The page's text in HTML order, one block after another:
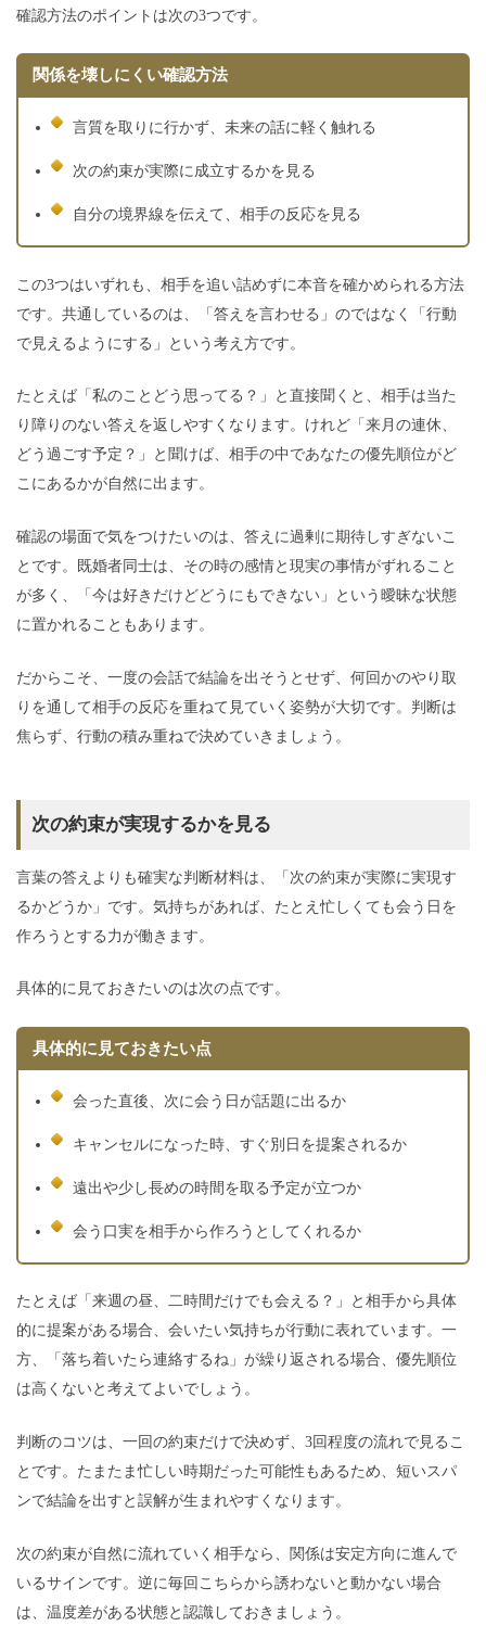
確認方法のポイントは次の3つです。
関係を壊しにくい確認方法
言質を取りに行かず、未来の話に軽く触れる
次の約束が実際に成立するかを見る
自分の境界線を伝えて、相手の反応を見る
この3つはいずれも、相手を追い詰めずに本音を確かめられる方法
です。共通しているのは、「答えを言わせる」のではなく「行動
で見えるようにする」という考え方です。
たとえば「私のことどう思ってる？」と直接聞くと、相手は当た
り障りのない答えを返しやすくなります。けれど「来月の連休、
どう過ごす予定？」と聞けば、相手の中であなたの優先順位がど
こにあるかが自然に出ます。
確認の場面で気をつけたいのは、答えに過剰に期待しすぎないこ
とです。既婚者同士は、その時の感情と現実の事情がずれること
が多く、「今は好きだけどどうにもできない」という曖昧な状態
に置かれることもあります。
だからこそ、一度の会話で結論を出そうとせず、何回かのやり取
りを通して相手の反応を重ねて見ていく姿勢が大切です。判断は
焦らず、行動の積み重ねで決めていきましょう。
次の約束が実現するかを見る
言葉の答えよりも確実な判断材料は、「次の約束が実際に実現す
るかどうか」です。気持ちがあれば、たとえ忙しくても会う日を
作ろうとする力が働きます。
具体的に見ておきたいのは次の点です。
具体的に見ておきたい点
会った直後、次に会う日が話題に出るか
キャンセルになった時、すぐ別日を提案されるか
遠出や少し長めの時間を取る予定が立つか
会う口実を相手から作ろうとしてくれるか
たとえば「来週の昼、二時間だけでも会える？」と相手から具体
的に提案がある場合、会いたい気持ちが行動に表れています。一
方、「落ち着いたら連絡するね」が繰り返される場合、優先順位
は高くないと考えてよいでしょう。
判断のコツは、一回の約束だけで決めず、3回程度の流れで見るこ
とです。たまたま忙しい時期だった可能性もあるため、短いスパ
ンで結論を出すと誤解が生まれやすくなります。
次の約束が自然に流れていく相手なら、関係は安定方向に進んで
いるサインです。逆に毎回こちらから誘わないと動かない場合
は、温度差がある状態と認識しておきましょう。